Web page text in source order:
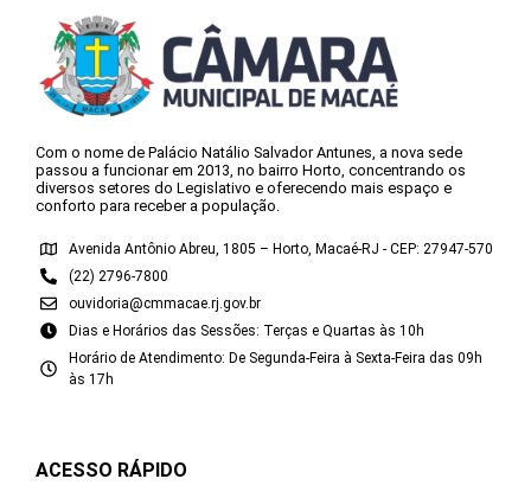
Com o nome de Palácio Natálio Salvador Antunes, a nova sede
passou a funcionar em 2013, no bairro Horto, concentrando os
diversos setores do Legislativo e oferecendo mais espaço e
conforto para receber a população.
Avenida Antônio Abreu, 1805 – Horto, Macaé-RJ - CEP: 27947-570
(22) 2796-7800
ouvidoria@cmmacae.rj.gov.br
Dias e Horários das Sessões: Terças e Quartas às 10h
Horário de Atendimento: De Segunda-Feira à Sexta-Feira das 09h
às 17h
ACESSO RÁPIDO